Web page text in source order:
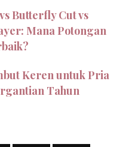
Butterfly Cut vs
Mana Potongan
Keren untuk Pria
Tahun